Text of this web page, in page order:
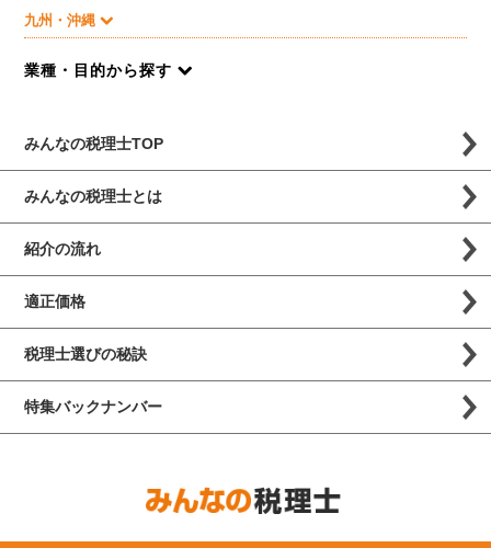
九州・沖縄
業種・目的から探す
みんなの税理士TOP
みんなの税理士とは
紹介の流れ
適正価格
税理士選びの秘訣
特集バックナンバー